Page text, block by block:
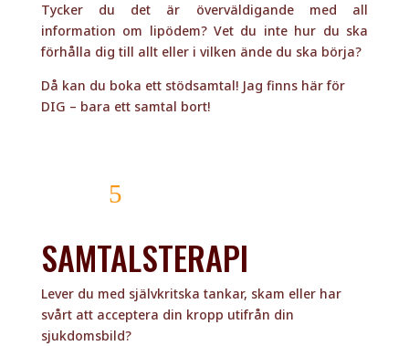
Tycker du det är överväldigande med all
information om lipödem? Vet du inte hur du ska
förhålla dig till allt eller i vilken ände du ska börja?
Då kan du boka ett stödsamtal! Jag finns här för
DIG – bara ett samtal bort!
SAMTALSTERAPI
Lever du med självkritska tankar, skam eller har
svårt att acceptera din kropp utifrån din
sjukdomsbild?